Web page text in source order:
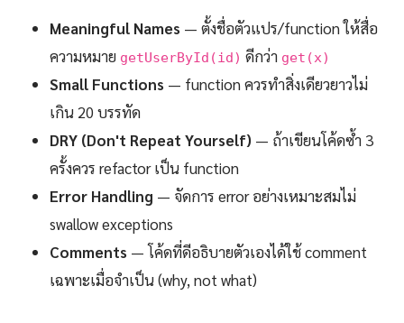
Meaningful Names — ตั้งชื่อตัวแปร/function ให้สื่อ
ความหมาย getUserById(id) ดีกว่า get(x)
Small Functions — function ควรทำสิ่งเดียวยาวไม่
เกิน 20 บรรทัด
DRY (Don't Repeat Yourself) — ถ้าเขียนโค้ดซ้ำ 3
ครั้งควร refactor เป็น function
Error Handling — จัดการ error อย่างเหมาะสมไม่
swallow exceptions
Comments — โค้ดที่ดีอธิบายตัวเองได้ใช้ comment
เฉพาะเมื่อจำเป็น (why, not what)